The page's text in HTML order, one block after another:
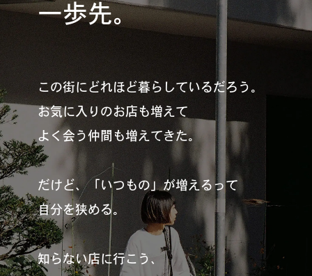
花・植物と暮らそう
編集部の好きな店
# 飛行機で行かない海外旅
行
札幌カレー探訪
一歩先。
この街にどれほど暮らしているだろう。
お気に入りのお店も増えて
よく会う仲間も増えてきた。
だけど、「いつもの」が増えるって
自分を狭める。
知らない店に行こう、